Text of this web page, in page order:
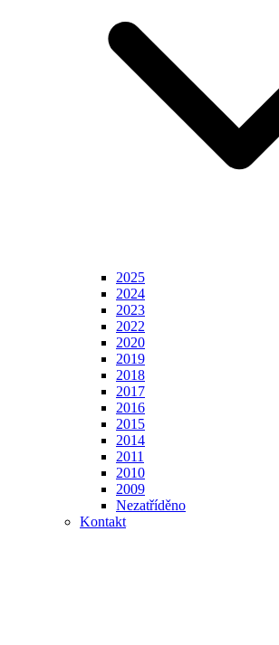
2025
2024
2023
2022
2020
2019
2018
2017
2016
2015
2014
2011
2010
2009
Nezatříděno
Kontakt